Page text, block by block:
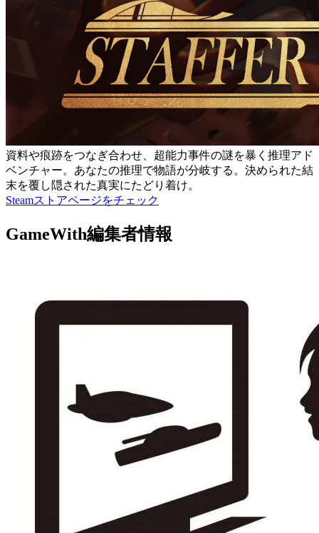
資料や痕跡をつなぎ合わせ、超能力事件の謎を暴く推理アド
ベンチャー。あなたの推理で物語が分岐する。決められた結
末を覆し隠された真実にたどり着け。
Steamストアページをチェック
GameWith編集者情報